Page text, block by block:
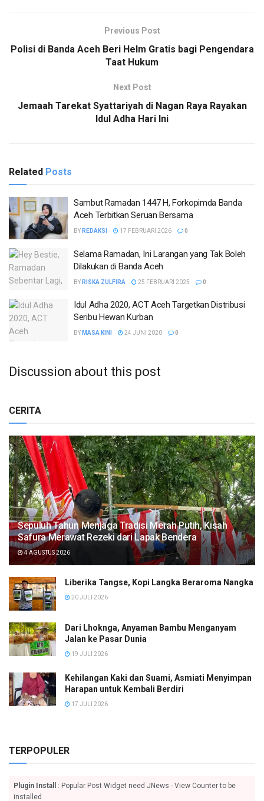
Previous Post
Polisi di Banda Aceh Beri Helm Gratis bagi Pengendara
Taat Hukum
Next Post
Jemaah Tarekat Syattariyah di Nagan Raya Rayakan
Idul Adha Hari Ini
Related Posts
Sambut Ramadan 1447 H, Forkopimda Banda
Aceh Terbitkan Seruan Bersama
BY REDAKSI 17 FEBRUARI 2026 0
Selama Ramadan, Ini Larangan yang Tak Boleh
Dilakukan di Banda Aceh
BY RISKA ZULFIRA 25 FEBRUARI 2025 0
Idul Adha 2020, ACT Aceh Targetkan Distribusi
Seribu Hewan Kurban
BY MASA KINI 24 JUNI 2020 0
Discussion about this post
CERITA
Sepuluh Tahun Menjaga Tradisi Merah Putih, Kisah
Safura Merawat Rezeki dari Lapak Bendera
4 AGUSTUS 2026
Liberika Tangse, Kopi Langka Beraroma Nangka
20 JULI 2026
Dari Lhoknga, Anyaman Bambu Menganyam
Jalan ke Pasar Dunia
19 JULI 2026
Kehilangan Kaki dan Suami, Asmiati Menyimpan
Harapan untuk Kembali Berdiri
17 JULI 2026
TERPOPULER
Plugin Install
: Popular Post Widget need JNews - View Counter to be
installed